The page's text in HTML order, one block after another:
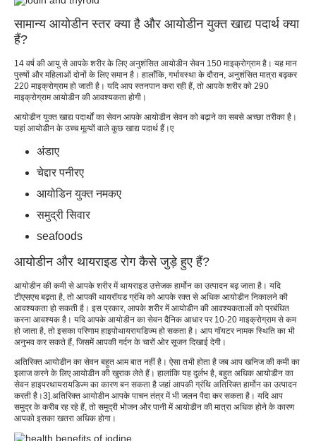
सामान्य आयोडीन स्तर क्या है और आयोडीन युक्त खाद्य पदार्थ क्या
हैं?
14 वर्ष की आयु से आपके शरीर के लिए अनुशंसित आयोडीन सेवन 150 माइक्रोग्राम है। यह मान
पुरुषों और महिलाओं दोनों के लिए समान है। हालाँकि, गर्भावस्था के दौरान, अनुशंसित मात्रा बढ़कर
220 माइक्रोग्राम हो जाती है। यदि आप स्तनपान करा रही हैं, तो आपके शरीर को 290
माइक्रोग्राम आयोडीन की आवश्यकता होगी।
आयोडीन युक्त खाद्य पदार्थों का सेवन आपके आयोडीन सेवन को बढ़ाने का सबसे अच्छा तरीका है।
यहां आयोडीन के उच्च मूल्यों वाले कुछ खाद्य पदार्थ हैं।ए
अंडाए
चेद्दार पनीरए
आयोडिन युक्त नमकए
समुद्री सिवार
seafoods
आयोडीन और थायराइड रोग कैसे जुड़े हुए हैं?
आयोडीन की कमी से आपके शरीर में थायराइड उत्तेजक हार्मोन का उत्पादन बढ़ जाता है। यदि
टीएसएच बढ़ता है, तो आपकी थायरॉयड ग्रंथि को आपके रक्त से अधिक आयोडीन निकालने की
आवश्यकता हो सकती है। इस प्रकार, आपके शरीर में आयोडीन की आवश्यकताओं को प्रबंधित
करना आवश्यक है। यदि आपके आयोडीन का सेवन दैनिक आधार पर 10-20 माइक्रोग्राम से कम
हो जाता है, तो इसका परिणाम हाइपोथायरायडिज्म हो सकता है। आप गॉयटर नामक स्थिति का भी
अनुभव कर सकते हैं, जिसमें आपकी गर्दन के चारों ओर सूजन दिखाई देगी।
अतिरिक्त आयोडीन का सेवन बहुत आम बात नहीं है। ऐसा तभी होता है जब आप खनिज की कमी का
इलाज करने के लिए आयोडीन की खुराक लेते हैं। हालांकि यह दुर्लभ है, बहुत अधिक आयोडीन का
सेवन हाइपरथायरायडिज्म का कारण बन सकता है जहां आपकी ग्रंथि अतिरिक्त हार्मोन का उत्पादन
करती है।3].अतिरिक्त आयोडीन आपके पाचन तंत्र में भी जलन पैदा कर सकता है। यदि आप
समुद्र के करीब रह रहे हैं, तो समुद्री भोजन और पानी में आयोडीन की मात्रा अधिक होने के कारण
आपको इसका खतरा अधिक होगा।